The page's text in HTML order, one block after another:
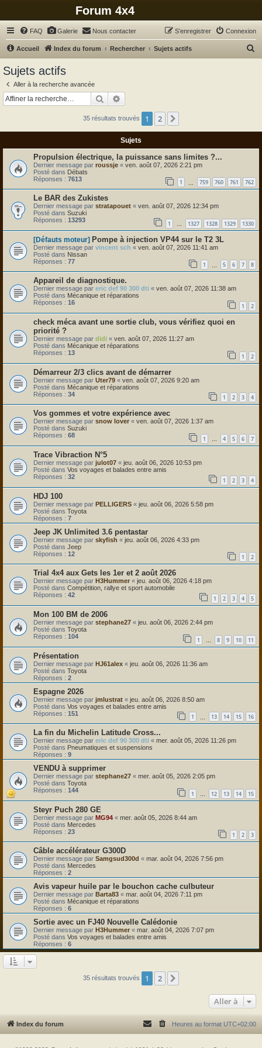
Forum 4x4
FAQ Galerie Nous contacter Connexion
S’enregistrer
Accueil Index du forum Rechercher Sujets actifs
c
Sujets actifs
Aller à la recherche avancée
Rechercher
35 résultats trouvés 1 2
Sujets
Propulsion électrique, la puissance sans limites ?...
Dernier message par roussje « ven. août 07, 2026 2:21 pm
Posté dans Débats
Réponses : 7613 1 759 760 761 762
Le BAR des Zukistes
Dernier message par stratapouet « ven. août 07, 2026 12:34 pm
Posté dans Suzuki
Réponses : 13293 1 … 1327 1328 1329 1330
[Défauts moteur] Pompe à injection VP44 sur le T2 3L
Dernier message par vincent sch « ven. août 07, 2026 11:41 am
Posté dans Nissan
Réponses : 77 1 5 6 7 8
Appareil de diagnostique.
Dernier message par eric def 90 300 dti « ven. août 07, 2026 11:38 am
Posté dans Mécanique et réparations
Réponses : 16 1 2
check méca avant une sortie club, vous vérifiez quoi en
priorité ?
Dernier message par didi « ven. août 07, 2026 11:27 am
Posté dans Mécanique et réparations
Réponses : 13 1 2
Démarreur 2/3 clics avant de démarrer
Dernier message par Uter79 « ven. août 07, 2026 9:20 am
Posté dans Mécanique et réparations
Réponses : 34 1 2 3 4
Vos gommes et votre expérience avec
Dernier message par snow lover « ven. août 07, 2026 1:37 am
Posté dans Suzuki
Réponses : 68 1 … 4 5 6 7
Trace Vibraction N°5
Dernier message par julot07 « jeu. août 06, 2026 10:53 pm
Posté dans Vos voyages et balades entre amis
Réponses : 32 1 2 3 4
HDJ 100
Dernier message par PELLIGERS « jeu. août 06, 2026 5:58 pm
Posté dans Toyota
Réponses : 7
Jeep JK Unlimited 3.6 pentastar
Dernier message par skyfish « jeu. août 06, 2026 4:33 pm
Posté dans Jeep
Réponses : 12 1 2
Trial 4x4 aux Gets les 1er et 2 août 2026
Dernier message par H3Hummer « jeu. août 06, 2026 4:18 pm
Posté dans Compétition, rallye et sport automobile
Réponses : 42 1 2 3 4 5
Mon 100 BM de 2006
Dernier message par stephane27 « jeu. août 06, 2026 2:44 pm
Posté dans Toyota
Réponses : 104 1 … 8 9 10 11
Présentation
Dernier message par HJ61alex « jeu. août 06, 2026 11:36 am
Posté dans Toyota
Réponses : 2
Espagne 2026
Dernier message par jmlustrat « jeu. août 06, 2026 8:50 am
Posté dans Vos voyages et balades entre amis
Réponses : 151 1 13 14 15 16
La fin du Michelin Latitude Cross...
Dernier message par eric def 90 300 dti « mer. août 05, 2026 11:26 pm
Posté dans Pneumatiques et suspensions
Réponses : 9
VENDU à supprimer
Dernier message par stephane27 « mer. août 05, 2026 2:05 pm
Posté dans Toyota
Réponses : 144 1 … 12 13 14 15
Steyr Puch 280 GE
Dernier message par MG94 « mer. août 05, 2026 8:44 am
Posté dans Mercedes
Réponses : 23 1 2 3
Câble accélérateur G300D
Dernier message par Samgsud300d « mar. août 04, 2026 7:56 pm
Posté dans Mercedes
Réponses : 2
Avis vapeur huile par le bouchon cache culbuteur
Dernier message par Barta83 « mar. août 04, 2026 7:11 pm
Posté dans Mécanique et réparations
Réponses : 6
Sortie avec un FJ40 Nouvelle Calédonie
Dernier message par H3Hummer « mar. août 04, 2026 7:07 pm
Posté dans Vos voyages et balades entre amis
Réponses : 6
35 résultats trouvés 1 2
Aller à
Index du forum Heures au format UTC+02:00